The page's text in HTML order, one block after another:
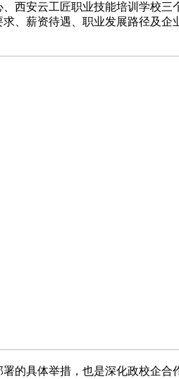
西安云工匠职业技能培训学校
、薪资待遇、职业发展路径及
具体举措，也是深化政校企合